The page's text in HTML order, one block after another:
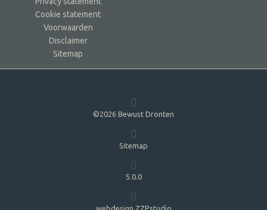
Cookie statement
Voorwaarden
Disclaimer
Sitemap
©2026 Bewust Dronten
Sitemap
5.0.0
webdesign ZZPstudio